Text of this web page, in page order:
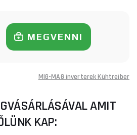
MEGVENNI
MIG-MAG inverterek Kühtreiber
AMIT
KAP: